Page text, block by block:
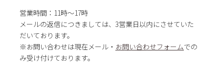
営業時間：11時～17時
メールの返信につきましては、3営業日以内にさせていた
だいております。
※お問い合わせは現在メール・ お問い合わせフォームでの
み受け付けております。